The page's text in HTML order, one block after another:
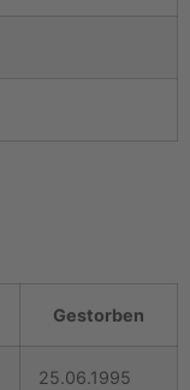
Gestorben
25.06.1995